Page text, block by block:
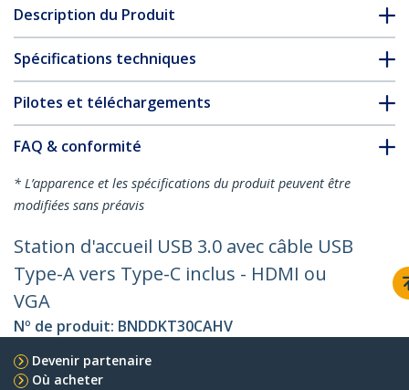
Description du Produit
Spécifications techniques
Pilotes et téléchargements
FAQ & conformité
* L’apparence et les spécifications du produit peuvent être
modifiées sans préavis
Station d'accueil USB 3.0 avec câble USB
Type-A vers Type-C inclus - HDMI ou
VGA
Nº de produit: BNDDKT30CAHV
Devenir partenaire
Où acheter